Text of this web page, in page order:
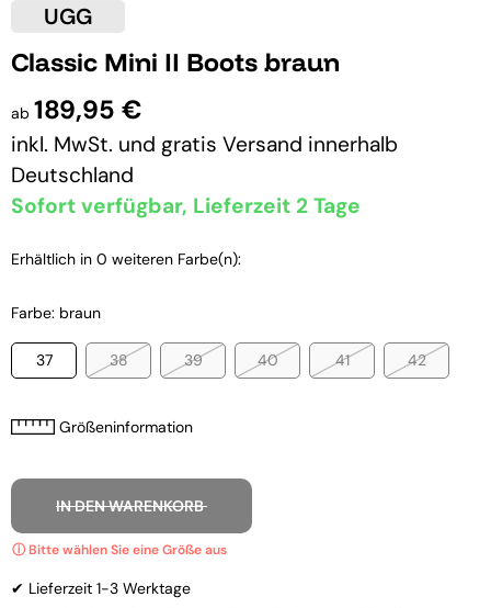
UGG
Classic Mini II Boots braun
ab 189,95 €
inkl. MwSt. und gratis Versand innerhalb
Deutschland
Sofort verfügbar, Lieferzeit 2 Tage
Erhältlich in 0 weiteren Farbe(n):
Farbe: braun
37 38 39 40 41 42
Größeninformation
IN DEN WARENKORB
✔ Lieferzeit 1-3 Werktage